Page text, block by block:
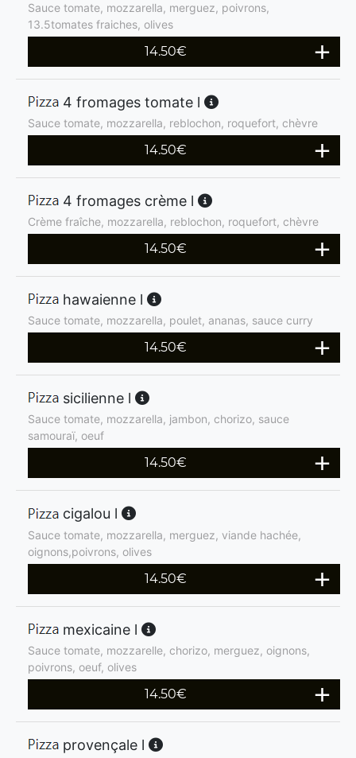
Sauce tomate, mozzarella, merguez, poivrons,
13.5tomates fraiches, olives
14.50€
4 fromages tomate l
Sauce tomate, mozzarella, reblochon, roquefort, chèvre
14.50€
4 fromages crème l
Crème fraîche, mozzarella, reblochon, roquefort, chèvre
14.50€
hawaienne l
Sauce tomate, mozzarella, poulet, ananas, sauce curry
14.50€
sicilienne l
Sauce tomate, mozzarella, jambon, chorizo, sauce
samouraï, oeuf
14.50€
cigalou l
Sauce tomate, mozzarella, merguez, viande hachée,
oignons,poivrons, olives
14.50€
mexicaine l
Sauce tomate, mozzarelle, chorizo, merguez, oignons,
poivrons, oeuf, olives
14.50€
provençale l